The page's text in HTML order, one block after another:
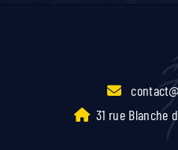
31 rue Blanche